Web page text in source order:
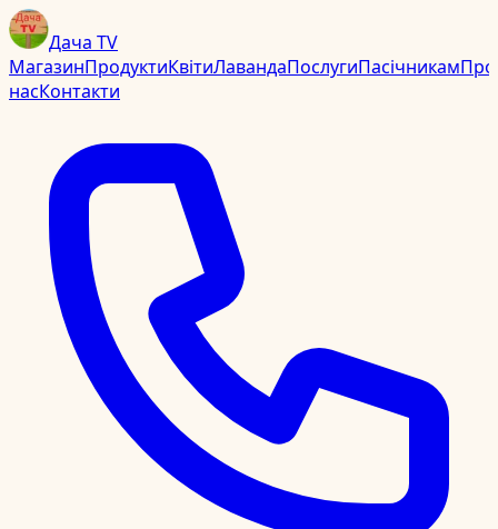
Дача TV
МагазинПродуктиКвітиЛавандаПослугиПасічникамПро
насКонтакти